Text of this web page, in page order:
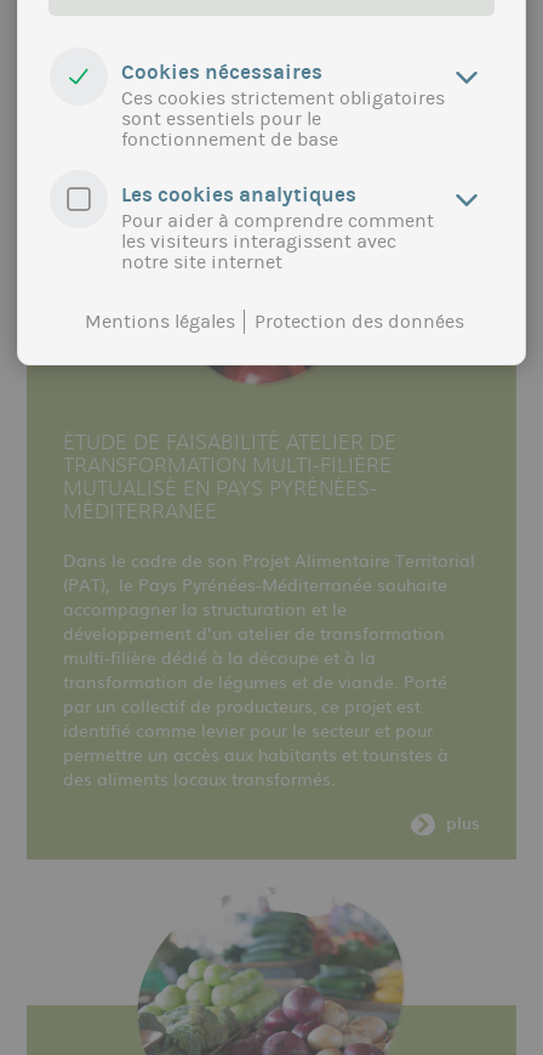
Entwicklung).
ÉTUDE DE FAISABILITÉ ATELIER DE
TRANSFORMATION MULTI-FILIÈRE
MUTUALISÉ EN PAYS PYRÉNÉES-
MÉDITERRANÉE
Dans le cadre de son Projet Alimentaire Territorial
(PAT), le Pays Pyrénées-Méditerranée souhaite
accompagner la structuration et le
développement d’un atelier de transformation
multi-filière dédié à la découpe et à la
transformation de légumes et de viande. Porté
par un collectif de producteurs, ce projet est
identifié comme levier pour le secteur et pour
permettre un accès aux habitants et touristes à
des aliments locaux transformés.
plus
Cookies nécessaires
Ces cookies strictement obligatoires
sont essentiels pour le
fonctionnement de base
Les cookies analytiques
Pour aider à comprendre comment
les visiteurs interagissent avec
notre site internet
Mentions légales Protection des données